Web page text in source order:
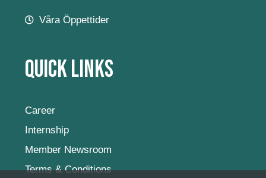
Våra Öppettider
Quick Links
Career
Internship
Member Newsroom
Terms & Conditions